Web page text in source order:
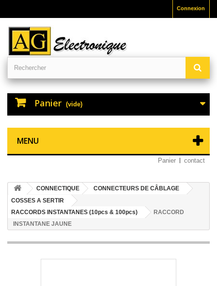
Connexion
Panier (vide)
MENU
Panier contact
CONNECTIQUE
CONNECTEURS DE CÂBLAGE
COSSES A SERTIR
RACCORDS INSTANTANES (10pcs & 100pcs)
RACCORD
INSTANTANE JAUNE